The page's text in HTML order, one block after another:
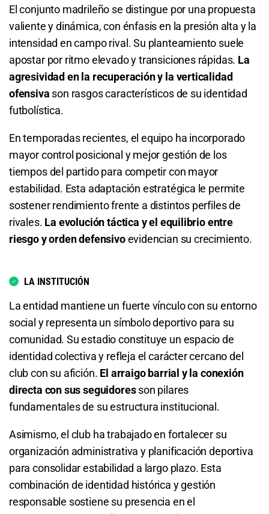
Total de Goles - Menos de 4.5
1.08 S/ 10,80 S/ 0,80
Total de Tarjetas - Menos de 0.5
7.10
Total de Goles - Más de 1.5
S/ 16,30
Total de Goles - Menos de 2.5
1.50 S/ 15 S/ 5
Total de Goles - Más de 3.5
5.33 S/ 53,30 S/ 43,30
Total de Goles - Menos de 3.5
1.17 S/ 11,70 S/ 1,70
Total de Goles - Más de 4.5
Total de Goles - Menos de 4.5
1.05 S/ 10,50 S/ 0,50
Total de Tarjetas - Menos de 0.5
S/ 62
El conjunto madrileño se distingue por una propuesta
valiente y dinámica, con énfasis en la presión alta y la
intensidad en campo rival. Su planteamiento suele
apostar por ritmo elevado y transiciones rápidas. La
agresividad en la recuperación y la verticalidad
ofensiva son rasgos característicos de su identidad
futbolística.
En temporadas recientes, el equipo ha incorporado
mayor control posicional y mejor gestión de los
tiempos del partido para competir con mayor
estabilidad. Esta adaptación estratégica le permite
sostener rendimiento frente a distintos perfiles de
rivales. La evolución táctica y el equilibrio entre
riesgo y orden defensivoevidencian su crecimiento.
LA INSTITUCIÓN
La entidad mantiene un fuerte vínculo con su entorno
social y representa un símbolo deportivo para su
comunidad. Su estadio constituye un espacio de
identidad colectiva y refleja el carácter cercano del
club con su afición. El arraigo barrial y la conexión
directa con sus seguidoresson pilares
fundamentales de su estructura institucional.
Asimismo, el club ha trabajado en fortalecer su
organización administrativa y planificación deportiva
para consolidar estabilidad a largo plazo. Esta
combinación de identidad histórica y gestión
responsable sostiene su presencia en el